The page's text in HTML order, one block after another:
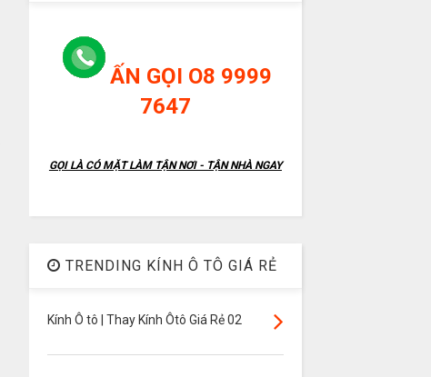
ẤN GỌI O8 9999
7647
GỌI LÀ CÓ MẶT LÀM TẬN NƠI - TẬN NHÀ NGAY
TRENDING KÍNH Ô TÔ GIÁ RẺ
Kính Ô tô | Thay Kính Ôtô Giá Rẻ 02